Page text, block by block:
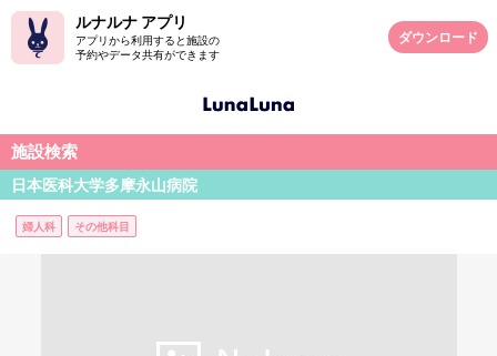
ルナルナ アプリ
アプリから利用すると施設の
予約やデータ共有ができます
ダウンロード
施設検索
日本医科大学多摩永山病院
婦人科 その他科目